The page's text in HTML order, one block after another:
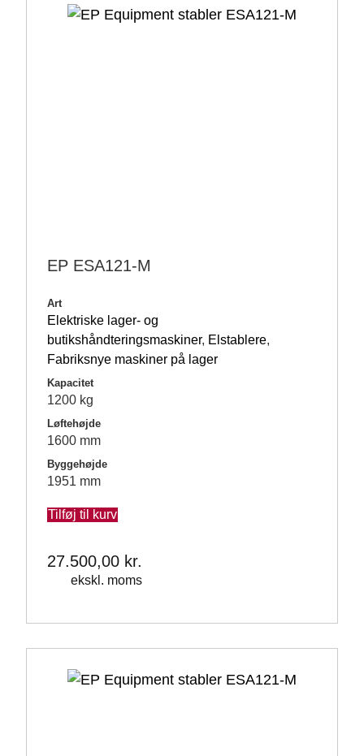
EP ESA121-M
Art
Elektriske lager- og
butikshåndteringsmaskiner, Elstablere,
Fabriksnye maskiner på lager
Kapacitet
1200 kg
Løftehøjde
1600 mm
Byggehøjde
1951 mm
Tilføj til kurv
27.500,00 kr.
ekskl. moms